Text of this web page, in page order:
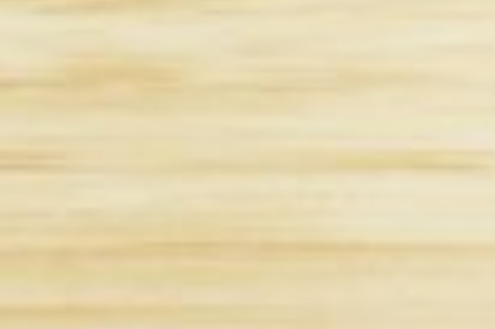
イ
ヤ
レ
ス